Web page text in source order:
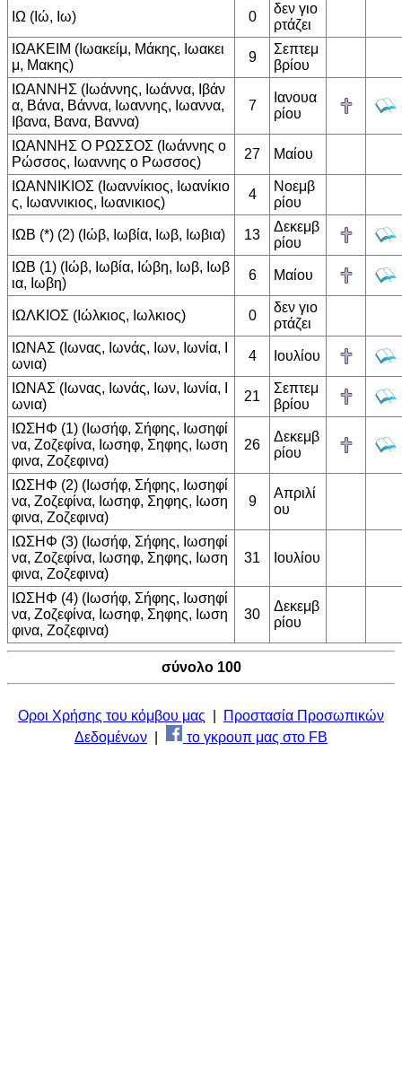
ΙΩ (Ιώ, Ιω) 0
δεν γιο
ρτάζει
ΙΩΑΚΕΙΜ (Ιωακείμ, Μάκης, Ιωακει
μ, Μακης)
9
Σεπτεμ
βρίου
ΙΩΑΝΝΗΣ (Ιωάννης, Ιωάννα, Ιβάν
α, Βάνα, Βάννα, Ιωαννης, Ιωαννα,
Ιβανα, Βανα, Βαννα)
7
Ιανουα
ρίου
ΙΩΑΝΝΗΣ Ο ΡΩΣΣΟΣ (Ιωάννης ο
Ρώσσος, Ιωαννης ο Ρωσσος)
27 Μαίου
ΙΩΑΝΝΙΚΙΟΣ (Ιωαννίκιος, Ιωανίκιο
ς, Ιωαννικιος, Ιωανικιος)
4
Νοεμβ
ρίου
ΙΩΒ (*) (2) (Ιώβ, Ιωβία, Ιωβ, Ιωβια) 13
Δεκεμβ
ρίου
ΙΩΒ (1) (Ιώβ, Ιωβία, Ιώβη, Ιωβ, Ιωβ
ια, Ιωβη)
6 Μαίου
ΙΩΛΚΙΟΣ (Ιώλκιος, Ιωλκιος) 0
δεν γιο
ρτάζει
ΙΩΝΑΣ (Ιωνας, Ιωνάς, Ιων, Ιωνία, Ι
ωνια)
4 Ιουλίου
ΙΩΝΑΣ (Ιωνας, Ιωνάς, Ιων, Ιωνία, Ι
ωνια)
21
Σεπτεμ
βρίου
ΙΩΣΗΦ (1) (Ιωσήφ, Σήφης, Ιωσηφί
να, Ζοζεφίνα, Ιωσηφ, Σηφης, Ιωση
φινα, Ζοζεφινα)
26
Δεκεμβ
ρίου
ΙΩΣΗΦ (2) (Ιωσήφ, Σήφης, Ιωσηφί
να, Ζοζεφίνα, Ιωσηφ, Σηφης, Ιωση
φινα, Ζοζεφινα)
9
Απριλί
ου
ΙΩΣΗΦ (3) (Ιωσήφ, Σήφης, Ιωσηφί
να, Ζοζεφίνα, Ιωσηφ, Σηφης, Ιωση
φινα, Ζοζεφινα)
31 Ιουλίου
ΙΩΣΗΦ (4) (Ιωσήφ, Σήφης, Ιωσηφί
να, Ζοζεφίνα, Ιωσηφ, Σηφης, Ιωση
φινα, Ζοζεφινα)
30
Δεκεμβ
ρίου
σύνολο 100
Οροι Χρήσης του κόμβου μας
Προστασία Προσωπικών
Δεδομένων
το γκρουπ μας στο FB